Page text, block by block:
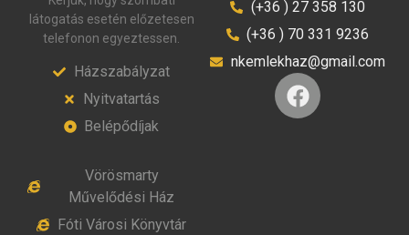
látogatás esetén előzetesen
telefonon egyeztessen.
Házszabályzat
Nyitvatartás
Belépődíjak
Vörösmarty
Művelődési Ház
Fóti Városi Könyvtár
(+36 ) 27 358 130
(+36 ) 70 331 9236
nkemlekhaz@gmail.com